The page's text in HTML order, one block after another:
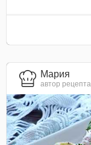
Мария
автор рецепта